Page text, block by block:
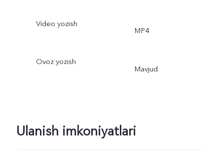
Video yozish
MP4
Ovoz yozish
Mavjud
Ulanish imkoniyatlari